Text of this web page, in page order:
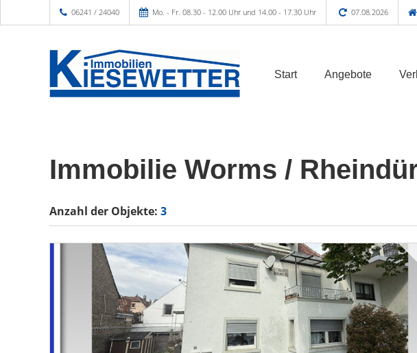
06241 / 24040 Mo. - Fr. 08.30 - 12.00 Uhr und 14.00 - 17.30 Uhr 07.08.2026
Start Angebote
Immobilie Worms /
Anzahl der Objekte: 3